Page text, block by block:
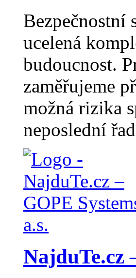
Bezpečnostní
ucelená
budoucnost.
zaměřujeme
možná rizika
neposlední
NajduTe.cz